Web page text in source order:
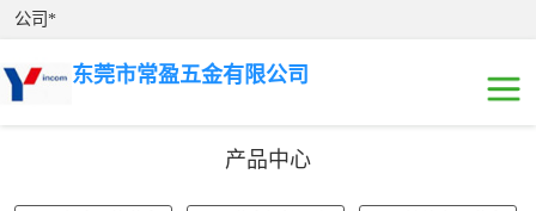
公司*
东莞市常盈五金有限公司
产品中心